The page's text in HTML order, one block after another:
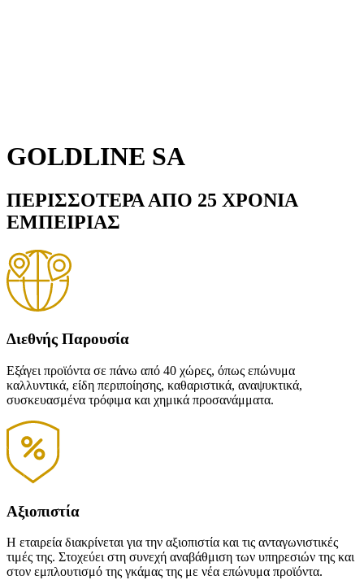
GOLDLINE SA
ΠΕΡΙΣΣΟΤΕΡΑ ΑΠΟ 25 ΧΡΟΝΙΑ
ΕΜΠΕΙΡΙΑΣ
Διεθνής Παρουσία
Εξάγει προϊόντα σε πάνω από 40 χώρες, όπως επώνυμα
καλλυντικά, είδη περιποίησης, καθαριστικά, αναψυκτικά,
συσκευασμένα τρόφιμα και χημικά προσανάμματα.
Αξιοπιστία
Η εταιρεία διακρίνεται για την αξιοπιστία και τις ανταγωνιστικές
τιμές της. Στοχεύει στη συνεχή αναβάθμιση των υπηρεσιών της και
στον εμπλουτισμό της γκάμας της με νέα επώνυμα προϊόντα.